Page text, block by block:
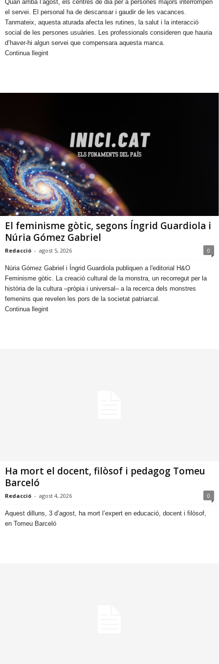
​Quan arriba l’agost, els centres de dia per a persones majors interrompen
el servei. El personal ha de descansar i gaudir de les vacances.
Tanmateix, aquesta aturada afecta les rutines, la salut i la interacció
social de les persones usuàries. Les professionals consideren que hauria
d’haver-hi algun servei que compensara aquesta manca.
Continua llegint
El feminisme gòtic, segons Íngrid Guardiola i
Núria Gómez Gabriel
Redacció - agost 5, 2026 0
​Núria Gómez Gabriel i Íngrid Guardiola publiquen a l'editorial H&O
Feminisme gòtic. La creació cultural de la monstra, un recorregut per la
història de la cultura –pròpia i universal– a la recerca dels monstres
femenins que revelen les pors de la societat patriarcal.
Continua llegint
Ha mort el docent, filòsof i pedagog Tomeu
Barceló
Redacció - agost 4, 2026 0
​Aquest dilluns, 3 d’agost, ha mort l’expert en educació, docent i filòsof,
en Tomeu Barceló